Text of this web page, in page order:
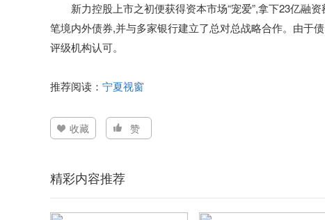
新力控股 上市之初便获得资本市场“宠爱”,拿下23亿融资
笔境内外债券,并与多家银行建立了总对总战略合作。由于
评级机构认可。
推荐阅读： 宁夏视窗
收藏 赞
精彩内容推荐